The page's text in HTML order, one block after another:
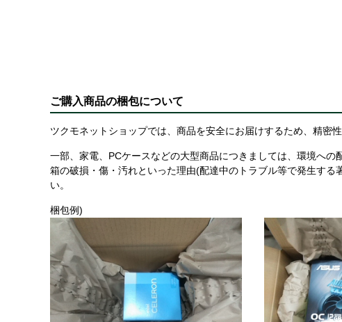
ご購入商品の梱包について
ツクモネットショップでは、商品を安全にお届けするため、精密
一部、家電、PCケースなどの大型商品につきましては、環境へ
箱の破損・傷・汚れといった理由(配達中のトラブル等で発生す
い。
梱包例)